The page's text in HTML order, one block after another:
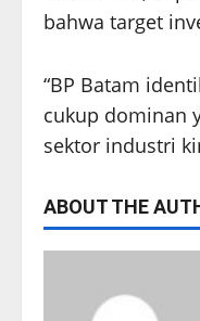
bahwa target
“BP Batam
cukup dominan
sektor industri
ABOUT THE